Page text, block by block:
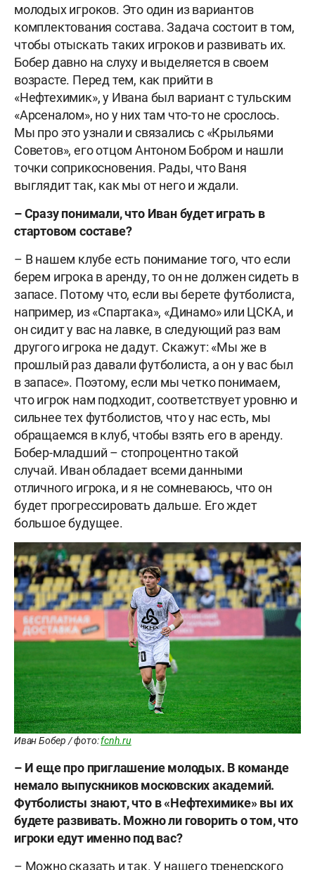
молодых игроков. Это один из вариантов
комплектования состава. Задача состоит в том,
чтобы отыскать таких игроков и развивать их.
Бобер давно на слуху и выделяется в своем
возрасте. Перед тем, как прийти в
«Нефтехимик», у Ивана был вариант с тульским
«Арсеналом», но у них там что-то не срослось.
Мы про это узнали и связались с «Крыльями
Советов», его отцом Антоном Бобром и нашли
точки соприкосновения. Рады, что Ваня
выглядит так, как мы от него и ждали.
– Сразу понимали, что Иван будет играть в
стартовом составе?
– В нашем клубе есть понимание того, что если
берем игрока в аренду, то он не должен сидеть в
запасе. Потому что, если вы берете футболиста,
например, из «Спартака», «Динамо» или ЦСКА, и
он сидит у вас на лавке, в следующий раз вам
другого игрока не дадут. Скажут: «Мы же в
прошлый раз давали футболиста, а он у вас был
в запасе». Поэтому, если мы четко понимаем,
что игрок нам подходит, соответствует уровню и
сильнее тех футболистов, что у нас есть, мы
обращаемся в клуб, чтобы взять его в аренду.
Бобер-младший – стопроцентно такой
случай. Иван обладает всеми данными
отличного игрока, и я не сомневаюсь, что он
будет прогрессировать дальше. Его ждет
большое будущее.
Иван Бобер / фото:fcnh.ru
– И еще про приглашение молодых. В команде
немало выпускников московских академий.
Футболисты знают, что в «Нефтехимике» вы их
будете развивать. Можно ли говорить о том, что
игроки едут именно под вас?
– Можно сказать и так. У нашего тренерского